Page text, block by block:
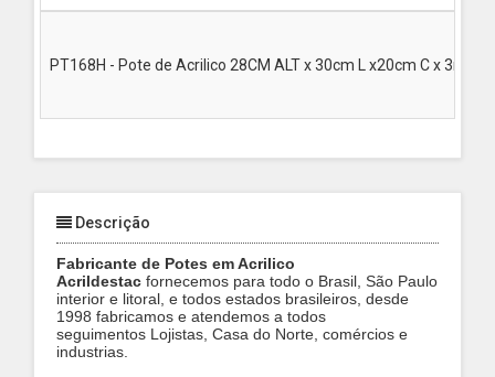
PT168H - Pote de Acrilico 28CM ALT x 30cm L x20cm C x
Descrição
Fabricante de Potes em Acrilico
Acrildestac fornecemos para todo o Brasil, São Paulo
interior e litoral, e todos estados brasileiros, desde
1998 fabricamos e atendemos a todos
seguimentos Lojistas, Casa do Norte, comércios e
industrias.